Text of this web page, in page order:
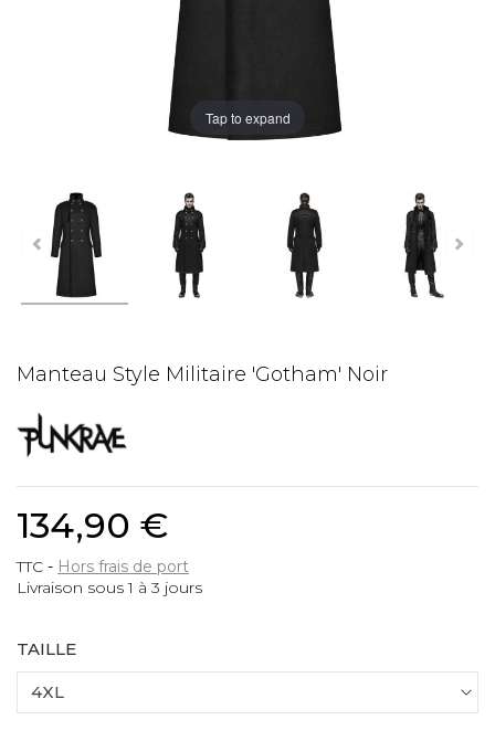
Tap to expand
Manteau Style Militaire 'Gotham' Noir
134,90 €
TTC
Hors frais de port
Livraison sous 1 à 3 jours
TAILLE